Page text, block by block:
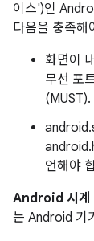
이스')인
다음을 충족해
화면이
무선 포
(MUST).
언해야
Android 시계
는 Android 기